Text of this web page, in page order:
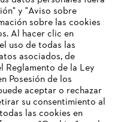
y "Aviso sobre
sobre las cookies
Al hacer clic en
uso de todas las
asociados, de
Reglamento de la Ley
Posesión de los
aceptar o rechazar
su consentimiento al
las cookies en